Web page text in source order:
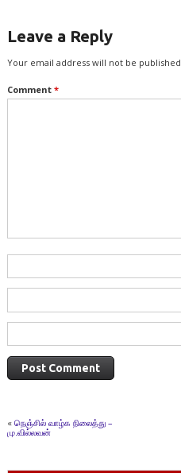
Leave a Reply
Your email address will not be published.
Comment *
« நெஞ்சில் வாழ்க நிலைத்து –
மு.வில்லவன்